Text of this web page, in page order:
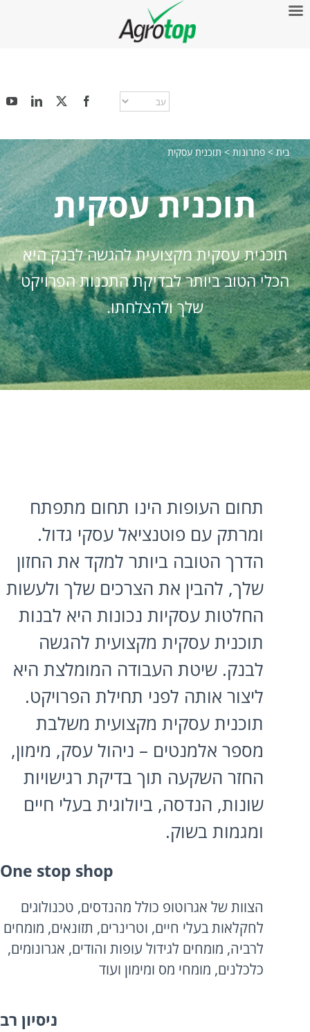
בית> פתרונות >תוכנית עסקית
תוכנית עסקית
תוכנית עסקית מקצועית להגשה לבנק היא
הכלי הטוב ביותר לבדיקת התכנות הפרויקט
שלך ולהצלחתו.
תחום העופות הינו תחום מתפתח
ומרתק עם פוטנציאל עסקי גדול.
הדרך הטובה ביותר למקד את החזון
שלך, להבין את הצרכים שלך ולעשות
החלטות עסקיות נכונות היא לבנות
תוכנית עסקית מקצועית להגשה
לבנק. שיטת העבודה המומלצת היא
ליצור אותה לפני תחילת הפרויקט.
תוכנית עסקית מקצועית משלבת
מספר אלמנטים – ניהול עסק, מימון,
החזר השקעה תוך בדיקת רגישויות
שונות, הנדסה, ביולוגית בעלי חיים
ומגמות בשוק.
One stop shop
הצוות של אגרוטופ כולל מהנדסים, טכנולוגים
לחקלאות בעלי חיים, וטרינרים, תזונאים, מומחים
לרביה, מומחים לגידול עופות והודים, אגרונומים,
כלכלנים, מומחי מס ומימון ועוד
ניסיון רב